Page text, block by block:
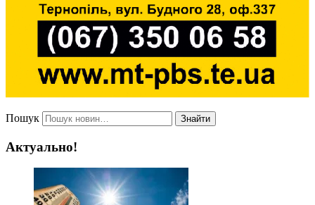
Пошук Знайти
Актуально!